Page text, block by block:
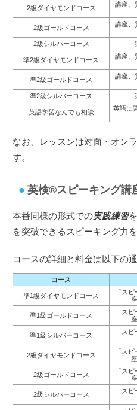
2級ダイヤモンドコース
講座、
2級ゴールドコース
講座、
2級シルバーコース
準2級ダイヤモンドコース
講座、
準2級ゴールドコース
講座、
準2級シルバーコース
英語学習なんでも相談
英語に
なお、レッスンは対面・オン
す。
英検®︎スピーキング講
本番同様の形式での実践練習
を突破できるスピーキング力
コースの詳細と料金は以下の通
コース
準1級ダイヤモンドコース
「ス
準1級ゴールドコース
「ス
準1級シルバーコース
「ス
2級ダイヤモンドコース
「ス
2級ゴールドコース
「ス
2級シルバーコース
「ス